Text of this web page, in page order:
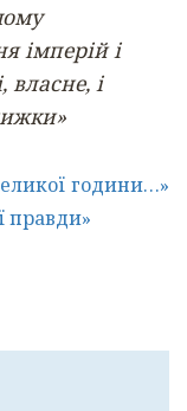
імперій і
власне, і
години…»
правди»